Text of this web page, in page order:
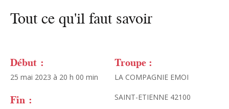
Tout ce qu'il faut savoir
Début :
25 mai 2023 à 20 h 00 min
Fin :
Troupe :
LA COMPAGNIE EMOI
SAINT-ETIENNE 42100